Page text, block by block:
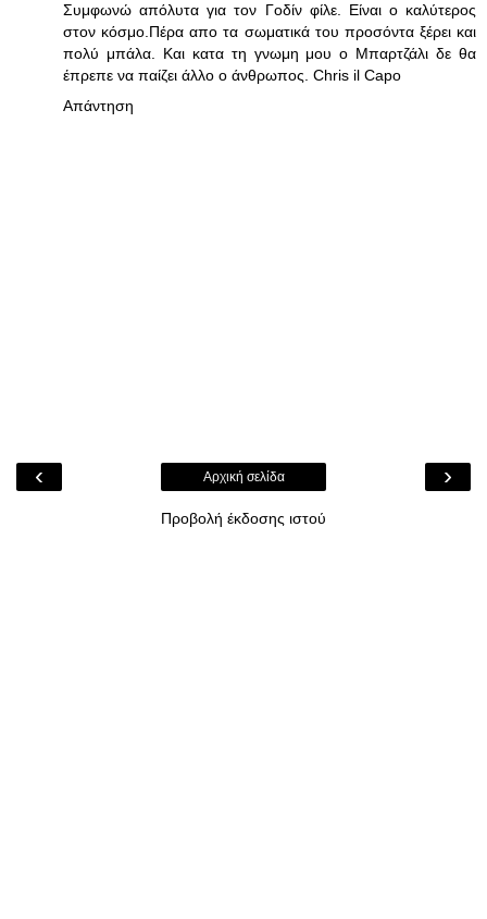
Συμφωνώ απόλυτα για τον Γοδίν φίλε. Είναι ο καλύτερος
στον κόσμο.Πέρα απο τα σωματικά του προσόντα ξέρει και
πολύ μπάλα. Και κατα τη γνωμη μου ο Μπαρτζάλι δε θα
έπρεπε να παίζει άλλο ο άνθρωπος. Chris il Capo
Απάντηση
‹ ›
Αρχική σελίδα
Προβολή έκδοσης ιστού